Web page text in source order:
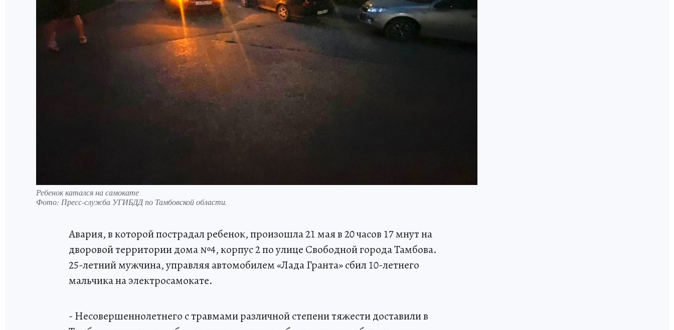
Ребенок катался на самокате
Фото: Пресс-служба УГИБДД по Тамбовской области.
Авария, в которой пострадал ребенок, произошла 21 мая в 20 часов 17 мнут на
дворовой территории дома №4, корпус 2 по улице Свободной города Тамбова.
25-летний мужчина, управляя автомобилем «Лада Гранта» сбил 10-летнего
мальчика на электросамокате.
- Несовершеннолетнего с травмами различной степени тяжести доставили в